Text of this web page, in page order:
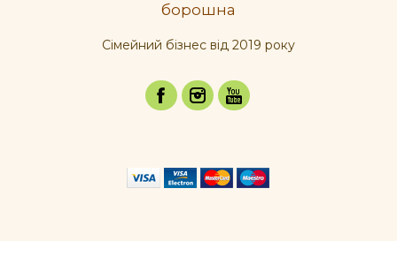
борошна
Cімейний бізнес від 2019 року